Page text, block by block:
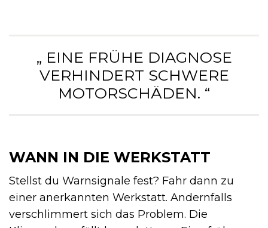
„ EINE FRÜHE DIAGNOSE
VERHINDERT SCHWERE
MOTORSCHÄDEN. “
WANN IN DIE WERKSTATT
Stellst du Warnsignale fest? Fahr dann zu
einer anerkannten Werkstatt. Andernfalls
verschlimmert sich das Problem. Die